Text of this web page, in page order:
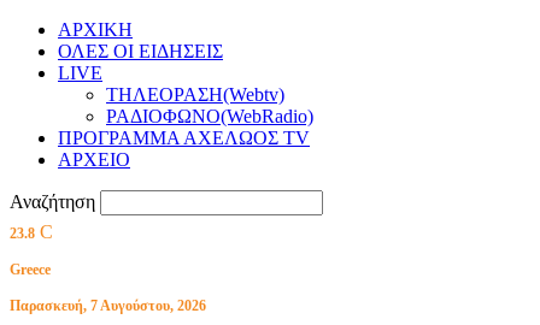
ΑΡΧΙΚΗ
ΟΛΕΣ ΟΙ ΕΙΔΗΣΕΙΣ
LIVE
ΤΗΛΕΟΡΑΣΗ(Webtv)
ΡΑΔΙΟΦΩΝΟ(WebRadio)
ΠΡΟΓΡΑΜΜΑ ΑΧΕΛΩΟΣ TV
ΑΡΧΕΙΟ
Αναζήτηση
23.8 C
Greece
Παρασκευή, 7 Αυγούστου, 2026